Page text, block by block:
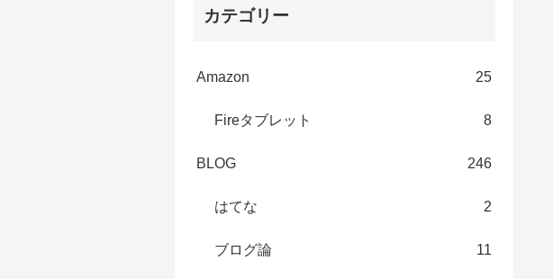
カテゴリー
Amazon 25
Fireタブレット 8
BLOG 246
はてな 2
ブログ論 11